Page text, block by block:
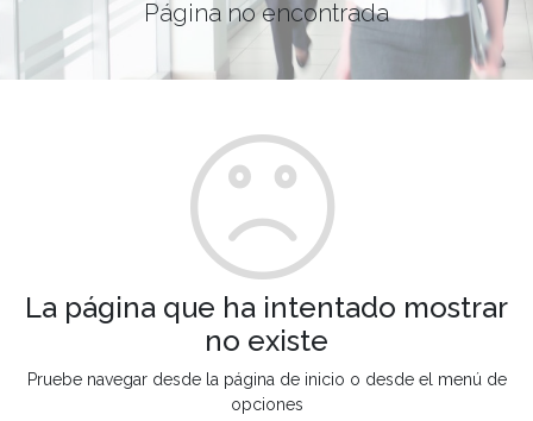
Página no encontrada
La página que ha intentado mostrar
no existe
Pruebe navegar desde la página de inicio o desde el menú de
opciones